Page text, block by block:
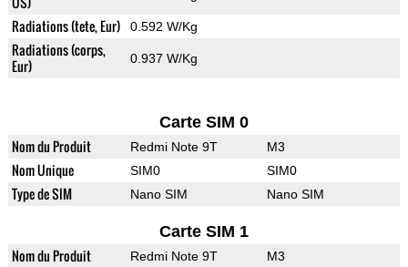
Radiations (tete, Eur) 0.592 W/Kg
Radiations (corps,
Eur)
0.937 W/Kg
Carte SIM 0
Nom du Produit Redmi Note 9T M3
Nom Unique SIM0 SIM0
Type de SIM Nano SIM Nano SIM
Carte SIM 1
Nom du Produit Redmi Note 9T M3